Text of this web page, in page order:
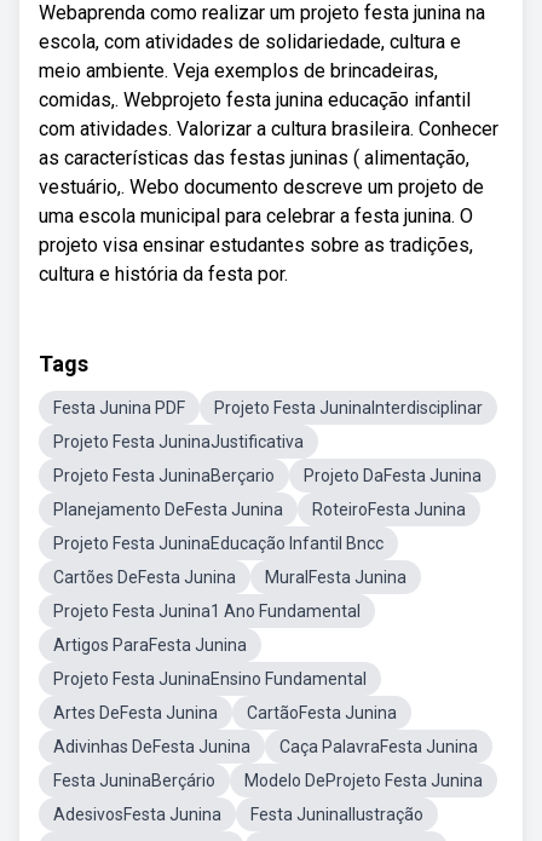
Webaprenda como realizar um projeto festa junina na
escola, com atividades de solidariedade, cultura e
meio ambiente. Veja exemplos de brincadeiras,
comidas,. Webprojeto festa junina educação infantil
com atividades. Valorizar a cultura brasileira. Conhecer
as características das festas juninas ( alimentação,
vestuário,. Webo documento descreve um projeto de
uma escola municipal para celebrar a festa junina. O
projeto visa ensinar estudantes sobre as tradições,
cultura e história da festa por.
Tags
Festa Junina PDF
Projeto Festa JuninaInterdisciplinar
Projeto Festa JuninaJustificativa
Projeto Festa JuninaBerçario
Projeto DaFesta Junina
Planejamento DeFesta Junina
RoteiroFesta Junina
Projeto Festa JuninaEducação Infantil Bncc
Cartões DeFesta Junina
MuralFesta Junina
Projeto Festa Junina1 Ano Fundamental
Artigos ParaFesta Junina
Projeto Festa JuninaEnsino Fundamental
Artes DeFesta Junina
CartãoFesta Junina
Adivinhas DeFesta Junina
Caça PalavraFesta Junina
Festa JuninaBerçário
Modelo DeProjeto Festa Junina
AdesivosFesta Junina
Festa JuninaIlustração